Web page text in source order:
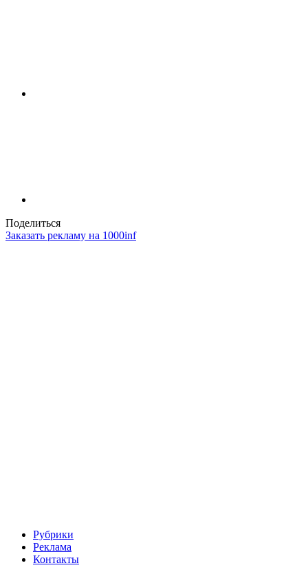
Поделиться
Заказать рекламу на 1000inf
Рубрики
Реклама
Контакты